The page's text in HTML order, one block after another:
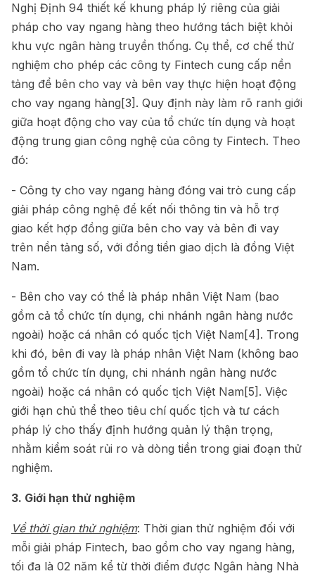
Nghị Định 94 thiết kế khung pháp lý riêng của giải
pháp cho vay ngang hàng theo hướng tách biệt khỏi
khu vực ngân hàng truyền thống. Cụ thể, cơ chế thử
nghiệm cho phép các công ty Fintech cung cấp nền
tảng để bên cho vay và bên vay thực hiện hoạt động
cho vay ngang hàng [3] . Quy định này làm rõ ranh giới
giữa hoạt động cho vay của tổ chức tín dụng và hoạt
động trung gian công nghệ của công ty Fintech. Theo
đó:
- Công ty cho vay ngang hàng đóng vai trò cung cấp
giải pháp công nghệ để kết nối thông tin và hỗ trợ
giao kết hợp đồng giữa bên cho vay và bên đi vay
trên nền tảng số, với đồng tiền giao dịch là đồng Việt
Nam.
- Bên cho vay có thể là pháp nhân Việt Nam (bao
gồm cả tổ chức tín dụng, chi nhánh ngân hàng nước
ngoài) hoặc cá nhân có quốc tịch Việt Nam [4] . Trong
khi đó, bên đi vay là pháp nhân Việt Nam (không bao
gồm tổ chức tín dụng, chi nhánh ngân hàng nước
ngoài) hoặc cá nhân có quốc tịch Việt Nam [5] . Việc
giới hạn chủ thể theo tiêu chí quốc tịch và tư cách
pháp lý cho thấy định hướng quản lý thận trọng,
nhằm kiểm soát rủi ro và dòng tiền trong giai đoạn thử
nghiệm.
3. Giới hạn thử nghiệm
Về thời gian thử nghiệm: Thời gian thử nghiệm đối với
mỗi giải pháp Fintech, bao gồm cho vay ngang hàng,
tối đa là 02 năm kể từ thời điểm được Ngân hàng Nhà